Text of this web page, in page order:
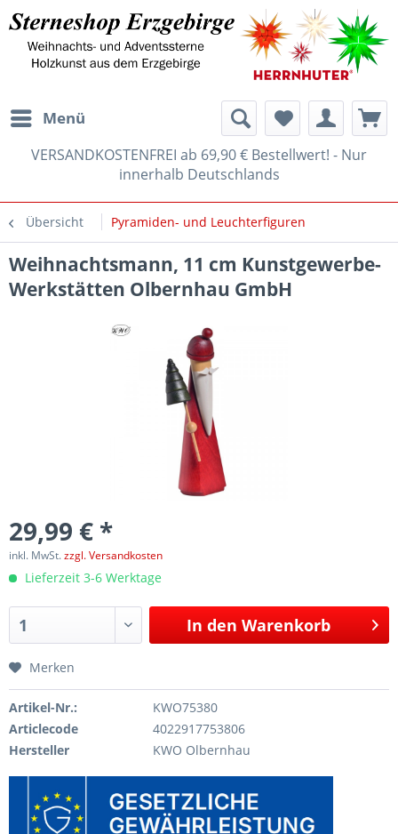
Menü
VERSANDKOSTENFREI ab 69,90 € Bestellwert! - Nur
innerhalb Deutschlands
Übersicht Pyramiden- und Leuchterfiguren
Weihnachtsmann, 11 cm Kunstgewerbe-
Werkstätten Olbernhau GmbH
29,99 € *
inkl. MwSt.zzgl. Versandkosten
Lieferzeit 3-6 Werktage
In den Warenkorb
Merken
Artikel-Nr.:
KWO75380
Articlecode
4022917753806
Hersteller
KWO Olbernhau